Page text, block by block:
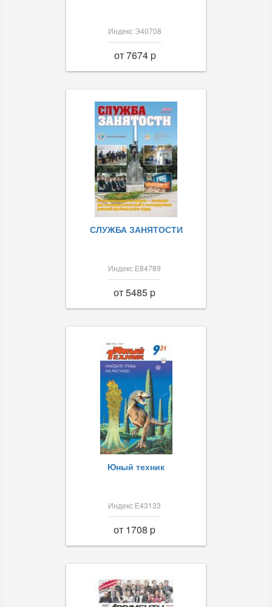
Индекс Э40708
от 7674 p
СЛУЖБА ЗАНЯТОСТИ
Индекс Е84789
от 5485 p
Юный техник
Индекс Е43133
от 1708 p